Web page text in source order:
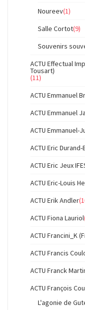
Noureev(1)
Salle Cortot(9)
Souvenirs
ACTU Effectual
Tousart)
(11)
ACTU Emmanuel
ACTU Emmanuel
ACTU Emmanuel-
ACTU Eric Durand-
ACTU Eric Jeux
ACTU Eric-Louis
ACTU Erik Andler
ACTU Fiona Lauriol
ACTU Francini_K
ACTU Francis
ACTU Franck
ACTU François
L'agonie de